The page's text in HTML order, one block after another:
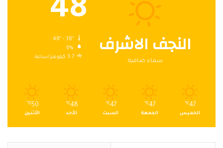
النجف الاشرف
سماء صافية
48
6%
3.7 كيلومتر/ساعة
47
℃
الخميس
47
℃
الجمعة
47
℃
السبت
48
℃
الأحد
50
℃
الأثنين